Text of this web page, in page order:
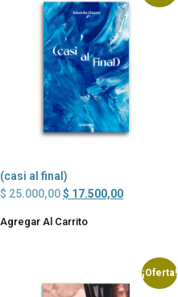
(casi al final)
$ 25.000,00$ 17.500,00
Agregar Al Carrito
¡Oferta!